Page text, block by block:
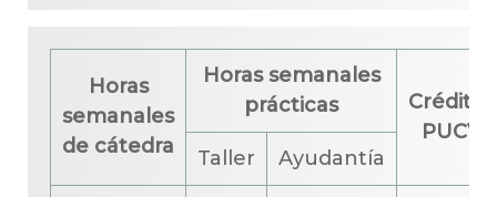
Horas
semanales
de cátedra
Horas semanales
prácticas
Créditos
PUCV
Taller
Ayudantía